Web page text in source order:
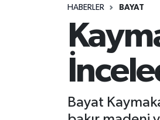
HABERLER BAYAT
Bayat
Tüm Manşetler
Son Dakika Haberleri
Haber Arşivi